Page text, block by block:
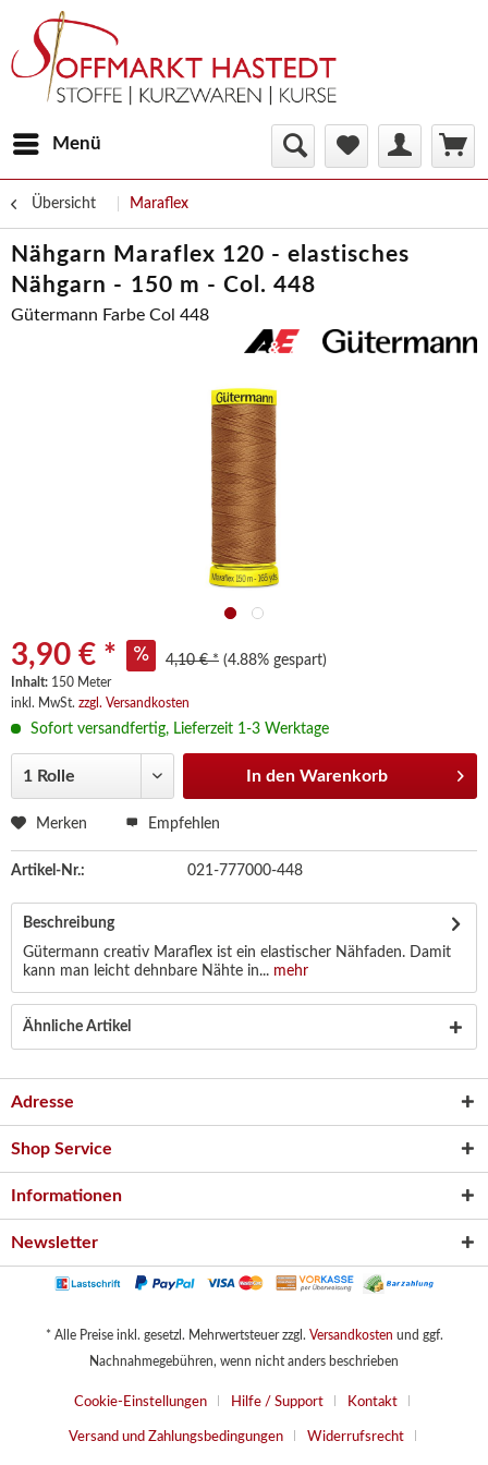
Menü
Übersicht Maraflex
Nähgarn Maraflex 120 - elastisches
Nähgarn - 150 m - Col. 448
Gütermann Farbe Col 448
3,90 € * 4,10 € * (4.88% gespart)
Inhalt: 150 Meter
inkl. MwSt. zzgl. Versandkosten
Sofort versandfertig, Lieferzeit 1-3 Werktage
In den Warenkorb
Merken Empfehlen
Artikel-Nr.: 021-777000-448
Beschreibung
Gütermann creativ Maraflex ist ein elastischer Nähfaden. Damit
kann man leicht dehnbare Nähte in... mehr
Ähnliche Artikel
Adresse
Shop Service
Informationen
Newsletter
* Alle Preise inkl. gesetzl. Mehrwertsteuer zzgl. Versandkosten und ggf.
Nachnahmegebühren, wenn nicht anders beschrieben
Cookie-Einstellungen Hilfe / Support Kontakt
Versand und Zahlungsbedingungen Widerrufsrecht